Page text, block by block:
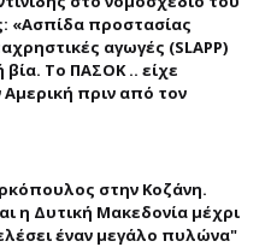
«Ασπίδα προστασίας
αγωγές (SLAPP)
βία. Το ΠΑΣΟΚ .. είχε
πριν από τον
στην Κοζάνη.
η Δυτική Μακεδονία μέχρι
έναν μεγάλο πυλώνα"